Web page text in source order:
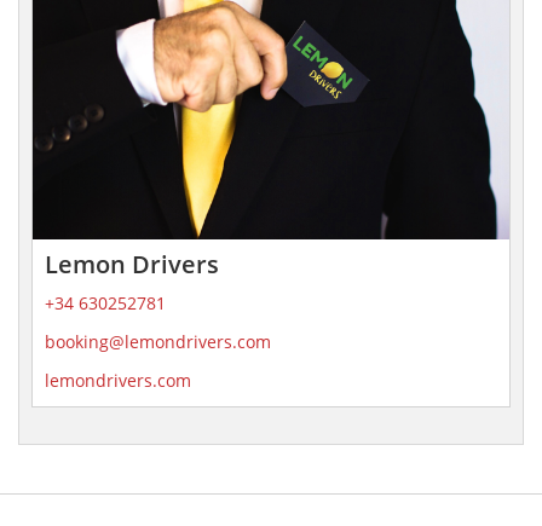
Lemon Drivers
+34 630252781
booking@lemondrivers.com
lemondrivers.com